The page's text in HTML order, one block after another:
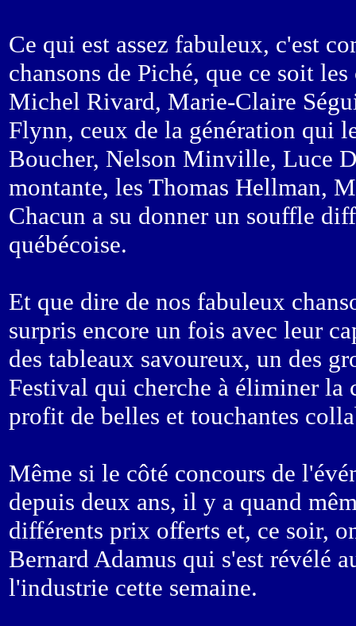
Ce qui est assez fabuleux, c'est
chansons de Piché, que ce soit
Michel Rivard, Marie-Claire
Flynn, ceux de la génération qui
Boucher, Nelson Minville, Luce
montante, les Thomas Hellman,
Chacun a su donner un souffle
québécoise.
Et que dire de nos fabuleux
surpris encore un fois avec leur
des tableaux savoureux, un des
Festival qui cherche à éliminer la
profit de belles et touchantes
Même si le côté concours de
depuis deux ans, il y a quand
différents prix offerts et, ce soir,
Bernard Adamus qui s'est révélé
l'industrie cette semaine.